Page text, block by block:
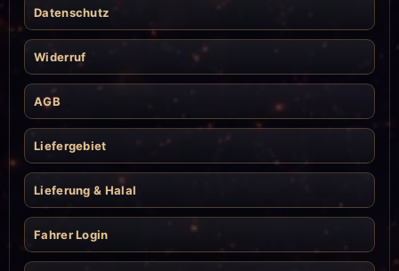
Datenschutz
Widerruf
AGB
Liefergebiet
Lieferung & Halal
Fahrer Login